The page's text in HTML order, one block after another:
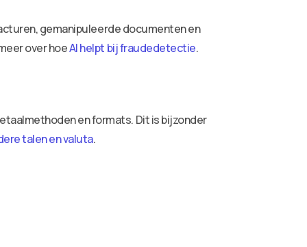
gemanipuleerde documenten en
over hoeAI helpt bij fraudedetectie.
en formats. Dit is bijzonder
talen en valuta.